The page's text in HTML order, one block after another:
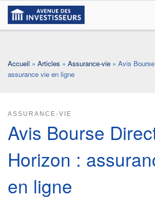
Passer au contenu
Accueil » Articles » Assurance-vie » Avis
assurance vie en ligne
ASSURANCE-VIE
Avis Bourse
Horizon :
en ligne